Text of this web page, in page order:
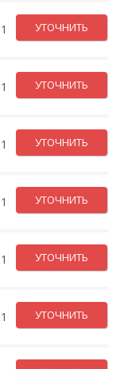
1 УТОЧНИТЬ
1 УТОЧНИТЬ
1 УТОЧНИТЬ
1 УТОЧНИТЬ
1 УТОЧНИТЬ
1 УТОЧНИТЬ